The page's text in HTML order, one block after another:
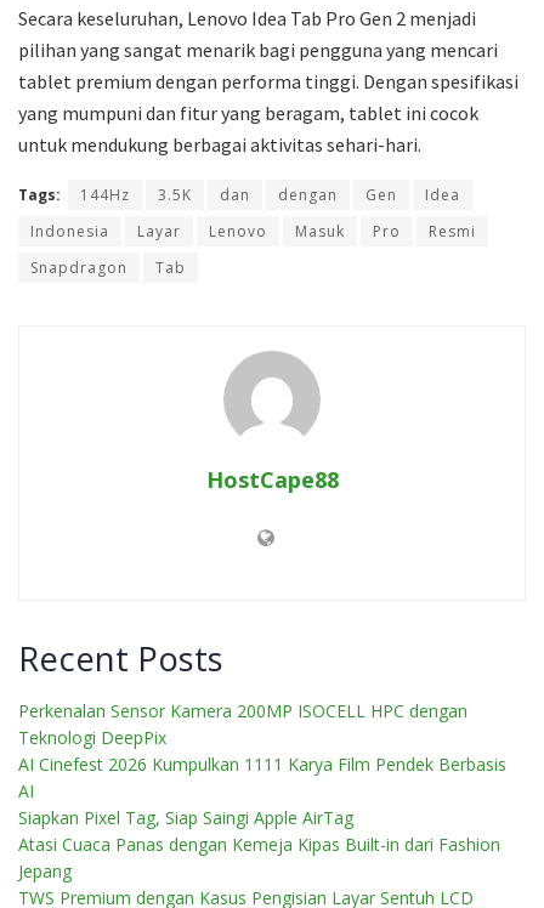
Secara keseluruhan, Lenovo Idea Tab Pro Gen 2 menjadi
pilihan yang sangat menarik bagi pengguna yang mencari
tablet premium dengan performa tinggi. Dengan spesifikasi
yang mumpuni dan fitur yang beragam, tablet ini cocok
untuk mendukung berbagai aktivitas sehari-hari.
Tags: 144Hz 3.5K dan dengan Gen
Idea
Indonesia
Layar Lenovo Masuk Pro
Resmi
Snapdragon
Tab
HostCape88
Recent Posts
Perkenalan Sensor Kamera 200MP ISOCELL HPC dengan
Teknologi DeepPix
AI Cinefest 2026 Kumpulkan 1111 Karya Film Pendek Berbasis
AI
Siapkan Pixel Tag, Siap Saingi Apple AirTag
Atasi Cuaca Panas dengan Kemeja Kipas Built-in dari Fashion
Jepang
TWS Premium dengan Kasus Pengisian Layar Sentuh LCD